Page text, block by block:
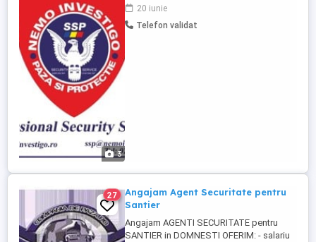
3
20 iunie
Telefon validat
27
Angajam Agent Securitate pentru
Santier
Angajam AGENTI SECURITATE pentru
SANTIER in DOMNESTI OFERIM: - salariu